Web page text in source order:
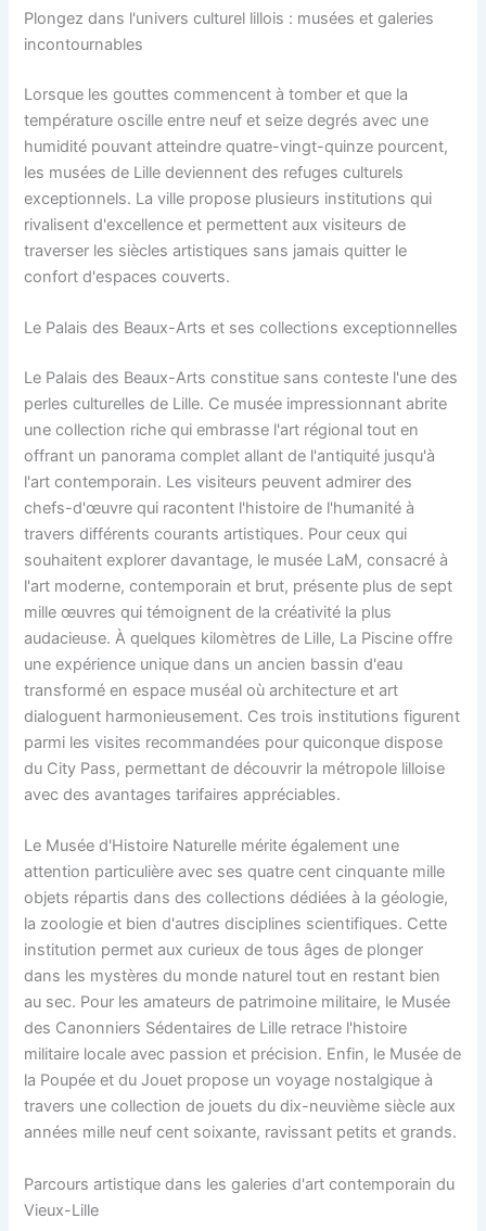
Plongez dans l'univers culturel lillois : musées et galeries
incontournables
Lorsque les gouttes commencent à tomber et que la
température oscille entre neuf et seize degrés avec une
humidité pouvant atteindre quatre-vingt-quinze pourcent,
les musées de Lille deviennent des refuges culturels
exceptionnels. La ville propose plusieurs institutions qui
rivalisent d'excellence et permettent aux visiteurs de
traverser les siècles artistiques sans jamais quitter le
confort d'espaces couverts.
Le Palais des Beaux-Arts et ses collections exceptionnelles
Le Palais des Beaux-Arts constitue sans conteste l'une des
perles culturelles de Lille. Ce musée impressionnant abrite
une collection riche qui embrasse l'art régional tout en
offrant un panorama complet allant de l'antiquité jusqu'à
l'art contemporain. Les visiteurs peuvent admirer des
chefs-d'œuvre qui racontent l'histoire de l'humanité à
travers différents courants artistiques. Pour ceux qui
souhaitent explorer davantage, le musée LaM, consacré à
l'art moderne, contemporain et brut, présente plus de sept
mille œuvres qui témoignent de la créativité la plus
audacieuse. À quelques kilomètres de Lille, La Piscine offre
une expérience unique dans un ancien bassin d'eau
transformé en espace muséal où architecture et art
dialoguent harmonieusement. Ces trois institutions figurent
parmi les visites recommandées pour quiconque dispose
du City Pass, permettant de découvrir la métropole lilloise
avec des avantages tarifaires appréciables.
Le Musée d'Histoire Naturelle mérite également une
attention particulière avec ses quatre cent cinquante mille
objets répartis dans des collections dédiées à la géologie,
la zoologie et bien d'autres disciplines scientifiques. Cette
institution permet aux curieux de tous âges de plonger
dans les mystères du monde naturel tout en restant bien
au sec. Pour les amateurs de patrimoine militaire, le Musée
des Canonniers Sédentaires de Lille retrace l'histoire
militaire locale avec passion et précision. Enfin, le Musée de
la Poupée et du Jouet propose un voyage nostalgique à
travers une collection de jouets du dix-neuvième siècle aux
années mille neuf cent soixante, ravissant petits et grands.
Parcours artistique dans les galeries d'art contemporain du
Vieux-Lille